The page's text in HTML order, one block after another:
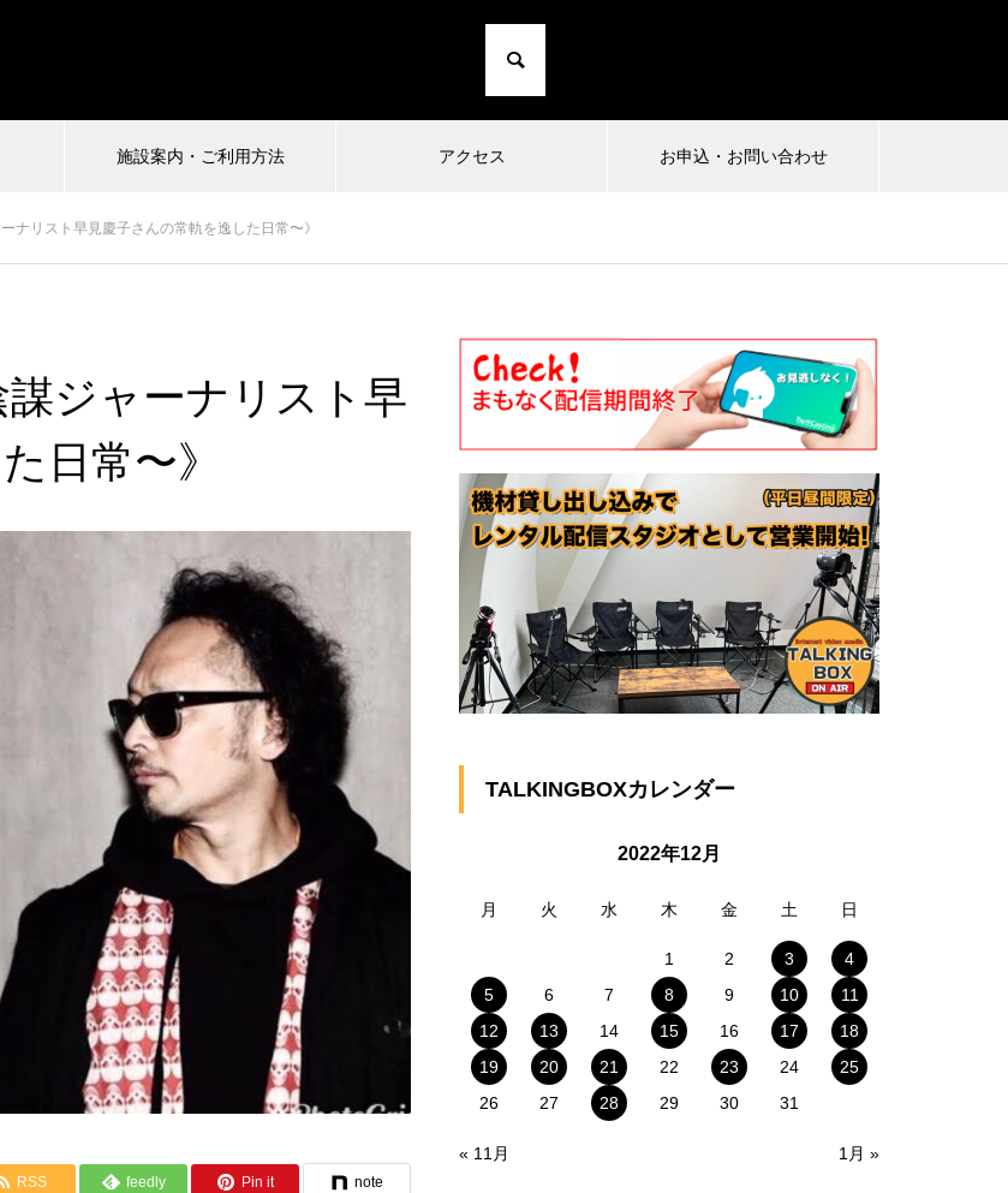
施設案内・ご利用方法 アクセス お申込・お問い合わせ
受付中
メ ヘンテコ対決
馬王〜酒と馬と鮨と女〜vol.21
2024.10.01
小日向由衣の七転び八起き 20〜た
にこひ家〜
まもなく配信終了
ナリスト早見慶子さんの常軌を逸した日常〜》
謀ジャーナリスト早
日常〜》
RSS feedly Pin it note
TALKINGBOXカレンダー
2022年12月
月 火 水 木 金 土 日
1 2 3
4
5
6 7 8 9 10
11
12
13 14 15 16 17
18
19
20 21 22 23 24
25
26
27 28 29 30 31
« 11月 1月 »